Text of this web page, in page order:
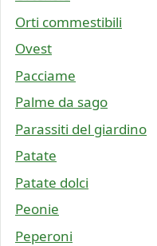
Orti commestibili
Ovest
Pacciame
Palme da sago
Parassiti del giardino
Patate
Patate dolci
Peonie
Peperoni